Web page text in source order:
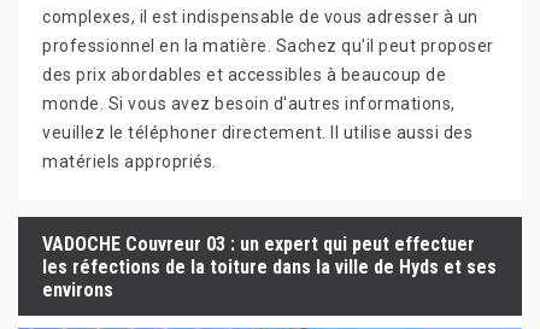
complexes, il est indispensable de vous adresser à un
professionnel en la matière. Sachez qu'il peut proposer
des prix abordables et accessibles à beaucoup de
monde. Si vous avez besoin d'autres informations,
veuillez le téléphoner directement. Il utilise aussi des
matériels appropriés.
VADOCHE Couvreur 03 : un expert qui peut effectuer
les réfections de la toiture dans la ville de Hyds et ses
environs